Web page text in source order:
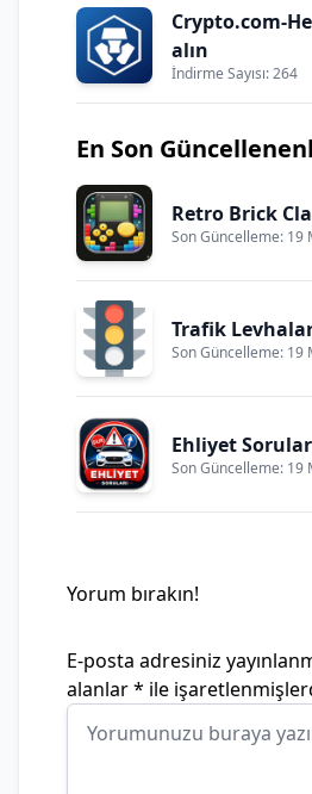
Crypto.com-
alın
İndirme Sayısı: 264
En Son
Retro Brick
Son Güncelleme: 19
Trafik
Son Güncelleme: 19
Ehliyet
Son Güncelleme: 19
Yorum bırakın!
E-posta adresiniz
alanlar* ile